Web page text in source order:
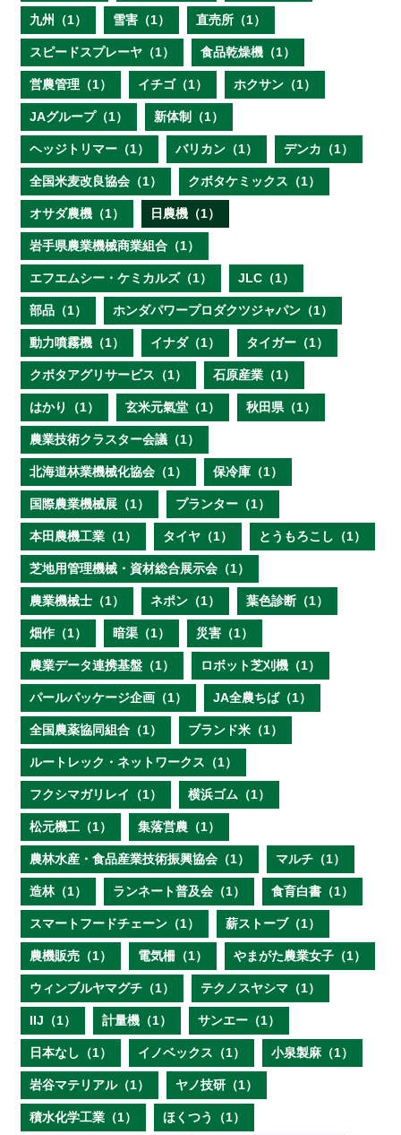
九州（1） 雪害（1） 直売所（1）
スピードスプレーヤ（1） 食品乾燥機（1）
営農管理（1） イチゴ（1） ホクサン（1）
JAグループ（1） 新体制（1）
ヘッジトリマー（1） バリカン（1） デンカ（1）
全国米麦改良協会（1） クボタケミックス（1）
オサダ農機（1） 日農機（1）
岩手県農業機械商業組合（1）
エフエムシー・ケミカルズ（1） JLC（1）
部品（1） ホンダパワープロダクツジャパン（1）
動力噴霧機（1） イナダ（1） タイガー（1）
クボタアグリサービス（1） 石原産業（1）
はかり（1） 玄米元氣堂（1） 秋田県（1）
農業技術クラスター会議（1）
北海道林業機械化協会（1） 保冷庫（1）
国際農業機械展（1） プランター（1）
本田農機工業（1） タイヤ（1） とうもろこし（1）
芝地用管理機械・資材総合展示会（1）
農業機械士（1） ネポン（1） 葉色診断（1）
畑作（1） 暗渠（1） 災害（1）
農業データ連携基盤（1） ロボット芝刈機（1）
パールパッケージ企画（1） JA全農ちば（1）
全国農薬協同組合（1） ブランド米（1）
ルートレック・ネットワークス（1）
フクシマガリレイ（1） 横浜ゴム（1）
松元機工（1） 集落営農（1）
農林水産・食品産業技術振興協会（1） マルチ（1）
造林（1） ランネート普及会（1） 食育白書（1）
スマートフードチェーン（1） 薪ストーブ（1）
農機販売（1） 電気柵（1） やまがた農業女子（1）
ウィンブルヤマグチ（1） テクノスヤシマ（1）
IIJ（1） 計量機（1） サンエー（1）
日本なし（1） イノベックス（1） 小泉製麻（1）
岩谷マテリアル（1） ヤノ技研（1）
積水化学工業（1） ほくつう（1）